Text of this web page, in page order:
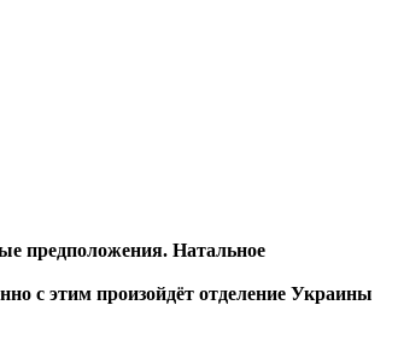
предположения. Натальное
с этим произойдёт отделение Украины